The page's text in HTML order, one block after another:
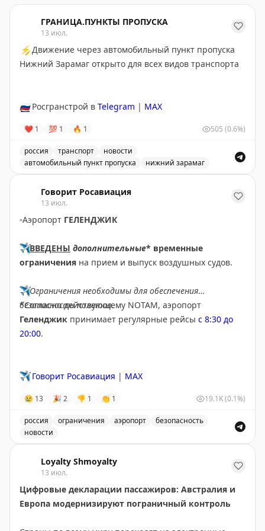
ГРАНИЦА.ПУНКТЫ ПРОПУСКА
13 июл.
⚡ Движение через автомобильный пункт пропуска
Нижний Зарамаг открыто для всех видов транспорта
🇷🇺Росгранстрой в Telegram | MAX
❤ 1 💯 1 🔥 1 505 (0.6%)
россия транспорт
новости
автомобильный пункт пропуска
нижний зарамаг
Говорит Росавиация
13 июл.
▫️Аэропорт ГЕЛЕНДЖИК
✈️ВВЕДЕНЫ дополнительные* временные
ограничения на прием и выпуск воздушных судов.
✈️Ограничения необходимы для обеспечения
безопасности полетов.
*Согласно действующему NOTAM, аэропорт
Геленджик принимает регулярные рейсы с 8:30 до
20:00.
✈️ Говорит Росавиация | MAX
😢 13 🎉 2 👎 1 👏 1 19.1K(0.1%)
россия ограничения аэропорт
безопасность
новости
Loyalty Shmoyalty
13 июл.
Цифровые декларации пассажиров: Австралия и
Европа модернизируют пограничный контроль